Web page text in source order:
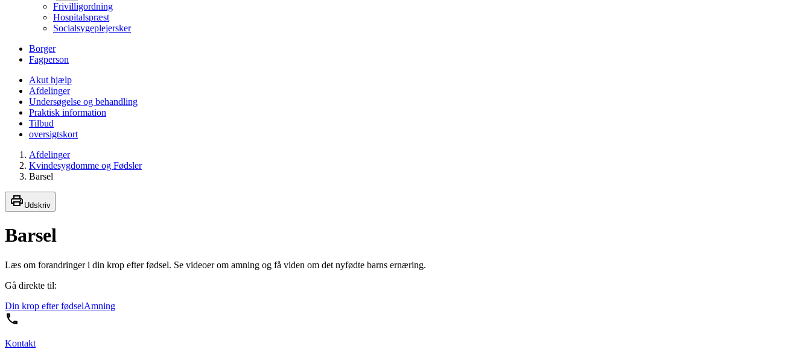
Frivilligordning
Hospitalspræst
Socialsygeplejersker
Borger
Fagperson
Akut hjælp
Afdelinger
Undersøgelse og behandling
Praktisk information
Tilbud
oversigtskort
Afdelinger
Kvindesygdomme og Fødsler
Barsel
Udskriv
Barsel
Læs om forandringer i din krop efter fødsel. Se videoer om amning og få viden om det nyfødte barns ernæring.
Gå direkte til:
Din krop efter fødselAmning
Kontakt